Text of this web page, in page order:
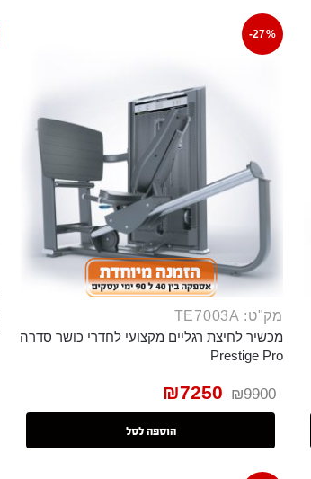
-27%
מק"ט: TE7003A
מכשיר לחיצת רגליים מקצועי לחדרי כושר סדרה
Prestige Pro
₪9900
₪7250
הוספה לסל